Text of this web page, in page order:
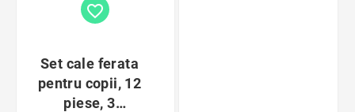
favorite_border
Set cale ferata
pentru copii, 12
piese, 3